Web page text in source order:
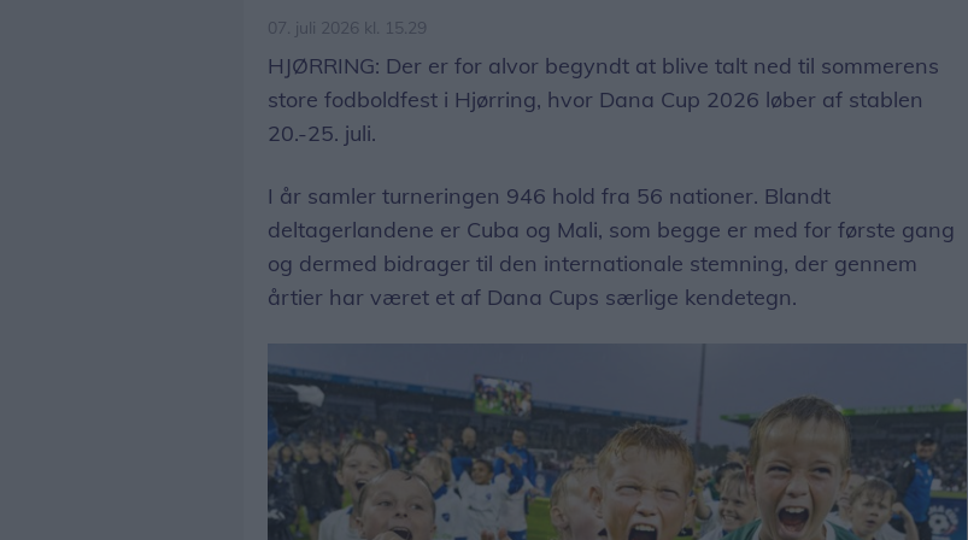
07. juli 2026 kl. 15.29
HJØRRING: Der er for alvor begyndt at blive talt ned til sommerens
store fodboldfest i Hjørring, hvor Dana Cup 2026 løber af stablen
20.-25. juli.
I år samler turneringen 946 hold fra 56 nationer. Blandt
deltagerlandene er Cuba og Mali, som begge er med for første gang
og dermed bidrager til den internationale stemning, der gennem
årtier har været et af Dana Cups særlige kendetegn.